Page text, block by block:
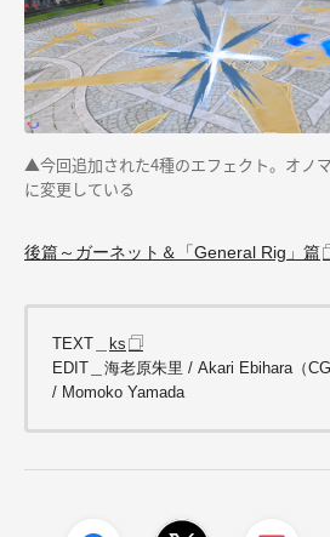
▲今回追加された4種のエフェクト。オノ
に変更している
後篇～ガーネット＆「General Rig」篇
TEXT＿
ks
EDIT＿海老原朱里 / Akari Ebihara（
/ Momoko Yamada